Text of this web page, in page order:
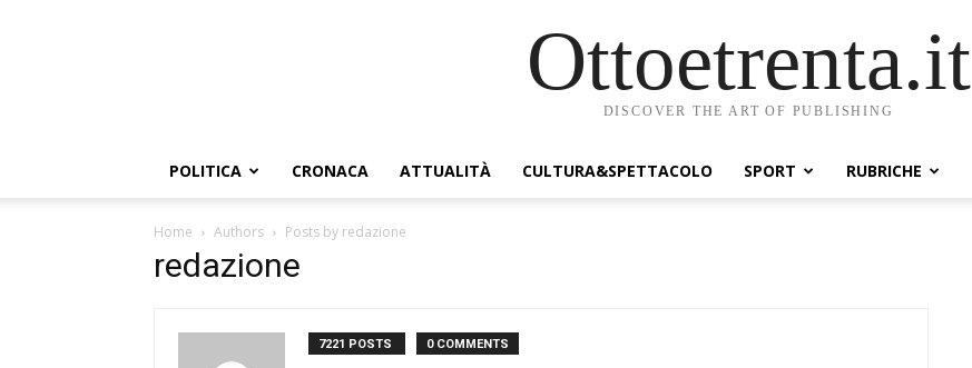
Ottoetrenta.it
DISCOVER THE ART OF PUBLISHING
POLITICA CRONACA ATTUALITÀ CULTURA&SPETTACOLO SPORT RUBRICHE
Home Authors Posts by redazione
redazione
7221 POSTS 0 COMMENTS